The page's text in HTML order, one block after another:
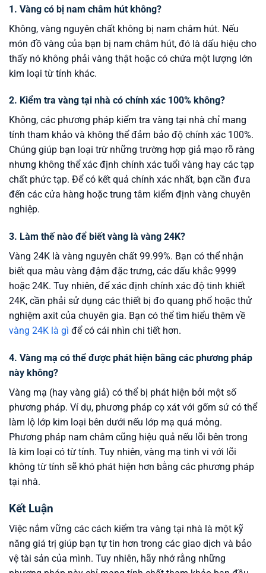
1. Vàng có bị nam châm hút không?
Không, vàng nguyên chất không bị nam châm hút. Nếu
món đồ vàng của bạn bị nam châm hút, đó là dấu hiệu cho
thấy nó không phải vàng thật hoặc có chứa một lượng lớn
kim loại từ tính khác.
2. Kiểm tra vàng tại nhà có chính xác 100% không?
Không, các phương pháp kiểm tra vàng tại nhà chỉ mang
tính tham khảo và không thể đảm bảo độ chính xác 100%.
Chúng giúp bạn loại trừ những trường hợp giả mạo rõ ràng
nhưng không thể xác định chính xác tuổi vàng hay các tạp
chất phức tạp. Để có kết quả chính xác nhất, bạn cần đưa
đến các cửa hàng hoặc trung tâm kiểm định vàng chuyên
nghiệp.
3. Làm thế nào để biết vàng là vàng 24K?
Vàng 24K là vàng nguyên chất 99.99%. Bạn có thể nhận
biết qua màu vàng đậm đặc trưng, các dấu khắc 9999
hoặc 24K. Tuy nhiên, để xác định chính xác độ tinh khiết
24K, cần phải sử dụng các thiết bị đo quang phổ hoặc thử
nghiệm axit của chuyên gia. Bạn có thể tìm hiểu thêm về
vàng 24K là gì để có cái nhìn chi tiết hơn.
4. Vàng mạ có thể được phát hiện bằng các phương pháp
này không?
Vàng mạ (hay vàng giả) có thể bị phát hiện bởi một số
phương pháp. Ví dụ, phương pháp cọ xát với gốm sứ có thể
làm lộ lớp kim loại bên dưới nếu lớp mạ quá mỏng.
Phương pháp nam châm cũng hiệu quả nếu lõi bên trong
là kim loại có từ tính. Tuy nhiên, vàng mạ tinh vi với lõi
không từ tính sẽ khó phát hiện hơn bằng các phương pháp
tại nhà.
Kết Luận
Việc nắm vững các cách kiểm tra vàng tại nhà là một kỹ
năng giá trị giúp bạn tự tin hơn trong các giao dịch và bảo
vệ tài sản của mình. Tuy nhiên, hãy nhớ rằng những